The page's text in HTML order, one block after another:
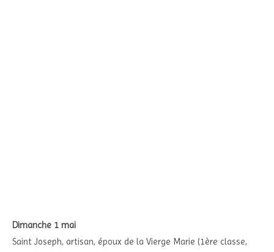
Dimanche 1 mai
Saint Joseph, artisan, époux de la Vierge Marie (1ère classe,